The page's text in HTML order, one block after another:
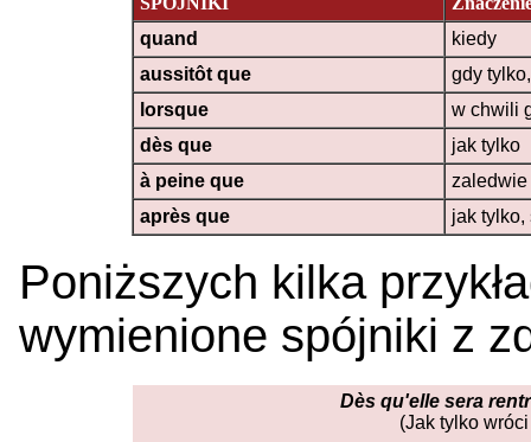
quand
kiedy
aussitôt que
gdy
lorsque
w chwili
dès que
jak tylko
à peine que
zaledwie
après que
jak tylko,
Poniższych kilka
wymienione spójniki z
Dès qu'elle sera
(Jak tylko